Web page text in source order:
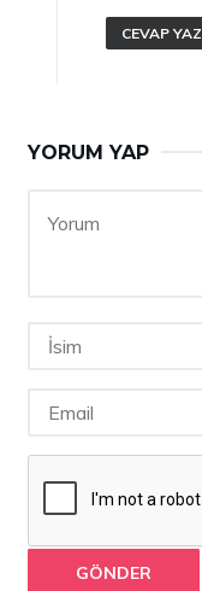
CEVAP YAZ
YORUM YAP
GÖNDER